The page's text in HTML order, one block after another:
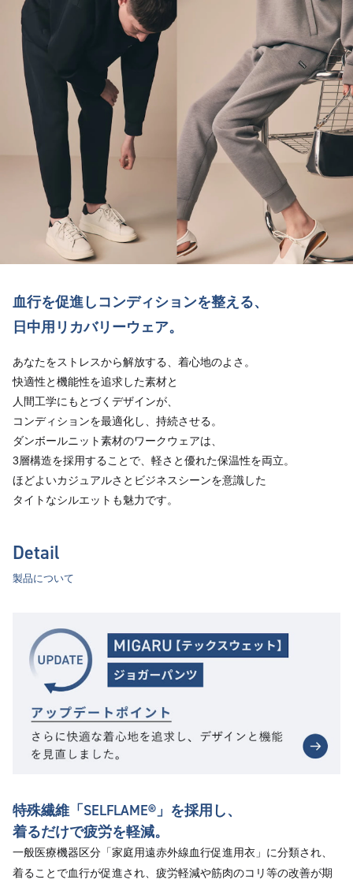
血行を促進しコンディションを整える、
日中用リカバリーウェア。
あなたをストレスから解放する、着心地のよさ。
快適性と機能性を追求した素材と
人間工学にもとづくデザインが、
コンディションを最適化し、持続させる。
ダンボールニット素材のワークウェアは、
3層構造を採用することで、軽さと優れた保温性を両立。
ほどよいカジュアルさとビジネスシーンを意識した
タイトなシルエットも魅力です。
Detail
製品について
特殊繊維「SELFLAME®︎」を採用し、
着るだけで疲労を軽減。
一般医療機器区分「家庭用遠赤外線血行促進用衣」に分類され、
着ることで血行が促進され、疲労軽減や筋肉のコリ等の改善が期